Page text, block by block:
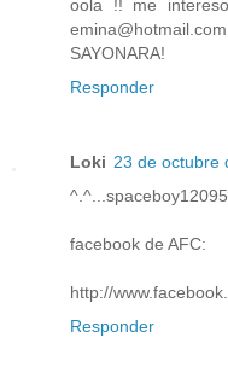
oola !! me
emina@hotmail.com
SAYONARA!
Responder
Loki 23 de octubre
facebook de AFC:
http://
Responder